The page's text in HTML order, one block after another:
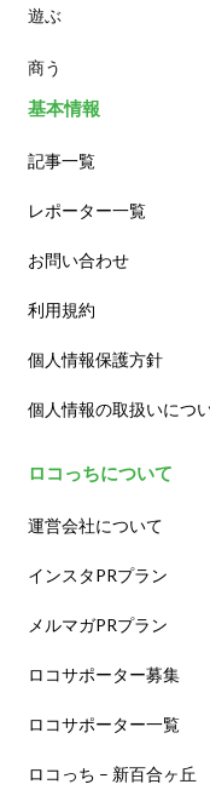
カフェ
遊ぶ
商う
基本情報
記事一覧
レポーター一覧
お問い合わせ
利用規約
個人情報保護方針
個人情報の取扱いにつ
ロコっちについて
運営会社について
インスタPRプラン
メルマガPRプラン
ロコサポーター募集
ロコサポーター一覧
ロコっち – 新百合ヶ丘